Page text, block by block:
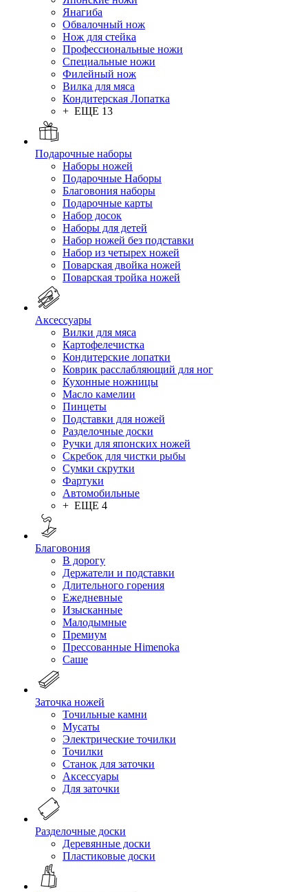
Янагиба
Обвалочный нож
Нож для стейка
Профессиональные ножи
Специальные ножи
Филейный нож
Вилка для мяса
Кондитерская Лопатка
+ ЕЩЕ 13
Подарочные наборы
Наборы ножей
Подарочные Наборы
Благовония наборы
Подарочные карты
Набор досок
Наборы для детей
Набор ножей без подставки
Набор из четырех ножей
Поварская двойка ножей
Поварская тройка ножей
Аксессуары
Вилки для мяса
Картофелечистка
Кондитерские лопатки
Коврик расслабляющий для ног
Кухонные ножницы
Масло камелии
Пинцеты
Подставки для ножей
Разделочные доски
Ручки для японских ножей
Скребок для чистки рыбы
Сумки скрутки
Фартуки
Автомобильные
+ ЕЩЕ 4
Благовония
В дорогу
Держатели и подставки
Длительного горения
Ежедневные
Изысканные
Малодымные
Премиум
Прессованные Himenoka
Саше
Заточка ножей
Точильные камни
Мусаты
Электрические точилки
Точилки
Станок для заточки
Аксессуары
Для заточки
Разделочные доски
Деревянные доски
Пластиковые доски